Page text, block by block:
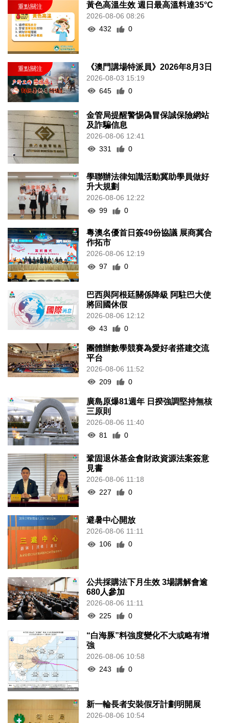
黃色高溫生效 週日最高溫料達35°C
2026-08-06 08:26
432
0
《澳門講場特派員》2026年8月3日
2026-08-03 15:19
645
0
金管局提醒警惕偽冒保誠保險網站
及詐騙信息
2026-08-06 12:41
331
0
學聯辦法律知識活動冀助學員做好
升大規劃
2026-08-06 12:22
99
0
粵澳名優首日簽49份協議 展商冀合
作拓市
2026-08-06 12:19
97
0
巴西與阿根廷關係降級 阿駐巴大使
將回國休假
2026-08-06 12:12
43
0
團體辦數學競賽為愛好者搭建交流
平台
2026-08-06 11:52
209
0
廣島原爆81週年 日揆強調堅持無核
三原則
2026-08-06 11:40
81
0
鞏固退休基金會財政資源法案簽意
見書
2026-08-06 11:18
227
0
避暑中心開放
2026-08-06 11:11
106
0
公共採購法下月生效 3場講解會逾
680人參加
2026-08-06 11:11
225
0
“白海豚”料強度變化不大或略有增
強
2026-08-06 10:58
243
0
新一輪長者安裝假牙計劃明開展
2026-08-06 10:54